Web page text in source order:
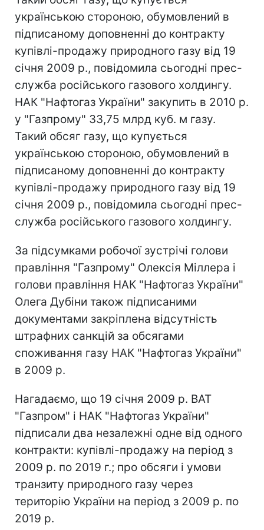
українською стороною, обумовлений в
підписаному доповненні до контракту
купівлі-продажу природного газу від 19
січня 2009 р., повідомила сьогодні прес-
служба російського газового холдингу.
НАК "Нафтогаз України" закупить в 2010 р.
у "Газпрому" 33,75 млрд куб. м газу.
Такий обсяг газу, що купується
українською стороною, обумовлений в
підписаному доповненні до контракту
купівлі-продажу природного газу від 19
січня 2009 р., повідомила сьогодні прес-
служба російського газового холдингу.
За підсумками робочої зустрічі голови
правління "Газпрому" Олексія Міллера і
голови правління НАК "Нафтогаз України"
Олега Дубіни також підписаними
документами закріплена відсутність
штрафних санкцій за обсягами
споживання газу НАК "Нафтогаз України"
в 2009 р.
Нагадаємо, що 19 січня 2009 р. ВАТ
"Газпром" і НАК "Нафтогаз України"
підписали два незалежні одне від одного
контракти: купівлі-продажу на період з
2009 р. по 2019 г.; про обсяги і умови
транзиту природного газу через
територію України на період з 2009 р. по
2019 р.